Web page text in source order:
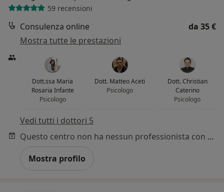
59 recensioni
Consulenza online
da 35 €
Mostra tutte le prestazioni
Dott.ssa Maria
Rosaria Infante
Psicologo
Dott. Matteo Aceti
Psicologo
Dott. Christian
Caterino
Psicologo
Vedi tutti i dottori 5
Questo centro non ha nessun professionista con date disponibili
Mostra profilo